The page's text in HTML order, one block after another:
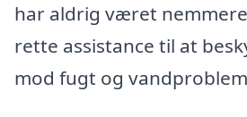
har aldrig været
rette assistance til at
mod fugt og